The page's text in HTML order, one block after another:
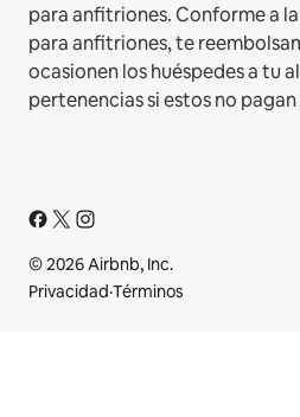
para anfitriones. Conforme a
para anfitriones, te
ocasionen los huéspedes a tu
pertenencias si estos no
© 2026 Airbnb, Inc.
Privacidad·Términos